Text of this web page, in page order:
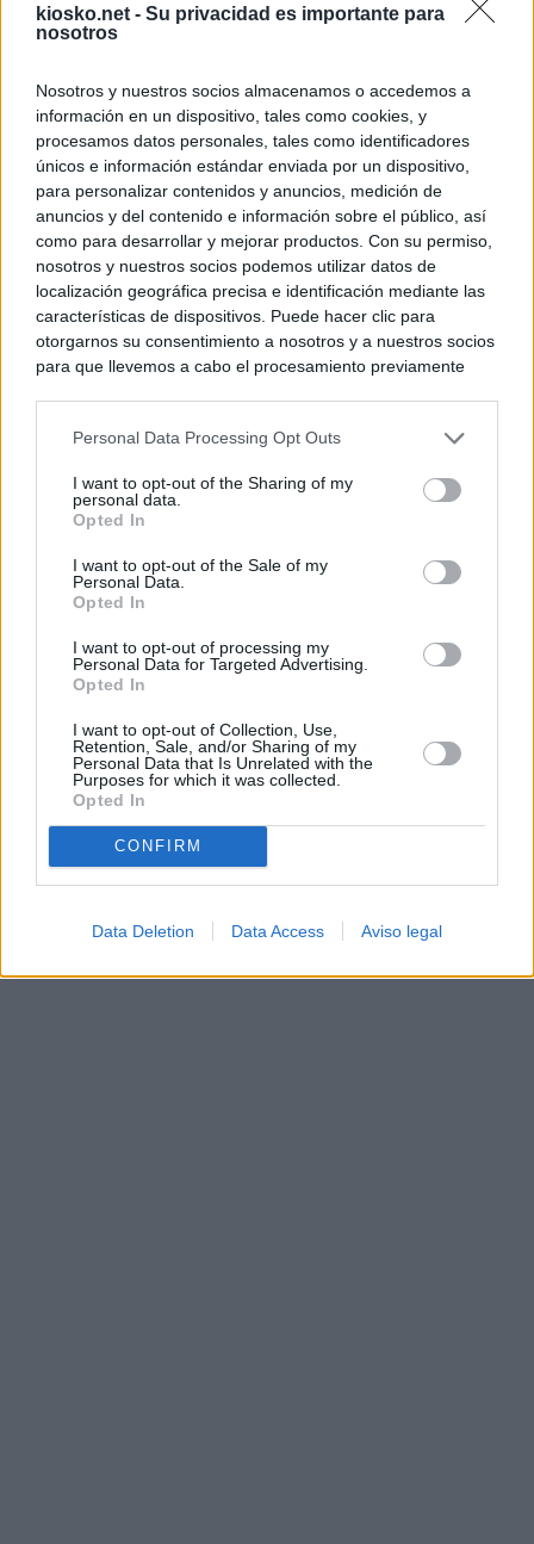
kiosko.net - Su privacidad es importante para
nosotros
Nosotros y nuestros socios almacenamos o accedemos a
información en un dispositivo, tales como cookies, y
procesamos datos personales, tales como identificadores
únicos e información estándar enviada por un dispositivo,
para personalizar contenidos y anuncios, medición de
anuncios y del contenido e información sobre el público, así
como para desarrollar y mejorar productos. Con su permiso,
nosotros y nuestros socios podemos utilizar datos de
localización geográfica precisa e identificación mediante las
características de dispositivos. Puede hacer clic para
otorgarnos su consentimiento a nosotros y a nuestros socios
para que llevemos a cabo el procesamiento previamente
negar su consentimiento. Tenga en cuenta que algún
de su consentimiento, pero usted tiene el derecho de
rechazar tal procesamiento. Sus preferencias se aplicarán
cualquier momento entrando de nuevo en este sitio web o
visitando nuestra política de privacidad.
Personal Data Processing Opt Outs
I want to opt-out of the Sharing of my
personal data.
Opted In
I want to opt-out of the Sale of my
Personal Data.
Opted In
I want to opt-out of processing my
Personal Data for Targeted Advertising.
Opted In
I want to opt-out of Collection, Use,
Retention, Sale, and/or Sharing of my
Personal Data that Is Unrelated with the
Purposes for which it was collected.
Opted In
CONFIRM
Data Deletion Data Access Aviso legal